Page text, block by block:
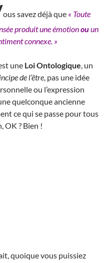
ous savez déjà que « Toute
produit une émotionouun
connexe. »
une Loi Ontologique , un
de l’être , pas une idée
ou l’expression
quelconque ancienne
ce qui se passe pour tous
OK ? Bien !
quoique vous puissiez